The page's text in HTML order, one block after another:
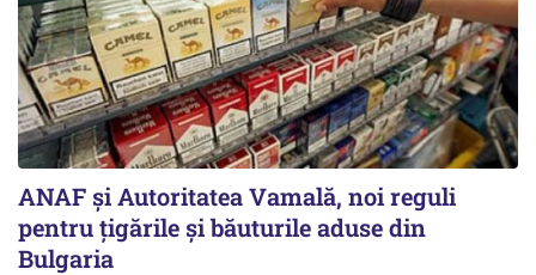
ANAF și Autoritatea Vamală, noi reguli
pentru țigările și băuturile aduse din
Bulgaria